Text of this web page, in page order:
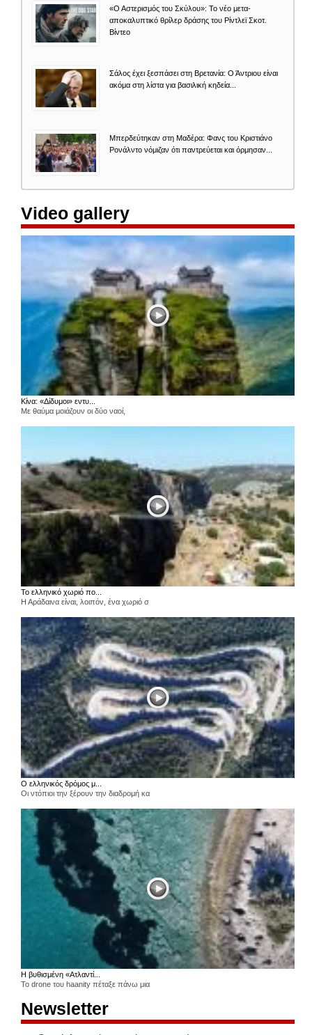
«Ο Αστερισμός του Σκύλου»: Το νέο μετα-
αποκαλυπτικό θρίλερ δράσης του Ρίντλεϊ Σκοτ.
Βίντεο
Σάλος έχει ξεσπάσει στη Βρετανία: Ο Άντριου είναι
ακόμα στη λίστα για βασιλική κηδεία...
Μπερδεύτηκαν στη Μαδέρα: Φανς του Κριστιάνο
Ρονάλντο νόμιζαν ότι παντρεύεται και όρμησαν...
Video gallery
Κίνα: «Δίδυμοι» εντυ...
Με θαύμα μοιάζουν οι δύο ναοί,
Το ελληνικό χωριό πο...
Η Αράδαινα είναι, λοιπόν, ένα χωριό σ
Ο ελληνικός δρόμος μ...
Οι ντόπιοι την ξέρουν την διαδρομή κα
Η βυθισμένη «Ατλαντί...
Το drone του haanity πέταξε πάνω μια
Newsletter